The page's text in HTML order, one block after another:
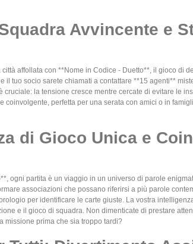
Avvincente e
affollata con **Nome in Codice - Duetto**, il gioco di
il tuo socio sarete chiamati a contattare **15 agenti**
cruciale: la tensione cresce mentre cercate di evitare le
coinvolgente, perfetta per una serata con amici o in
di Gioco Unica e
ogni partita è un viaggio in un universo di parole
associazioni che possano riferirsi a più parole
per identificare le carte giuste. La vostra
e il gioco di squadra. Non dimenticate di prestare
missione prima che sia troppo tardi?